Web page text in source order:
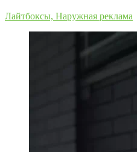
Лайтбоксы, Наружная реклама